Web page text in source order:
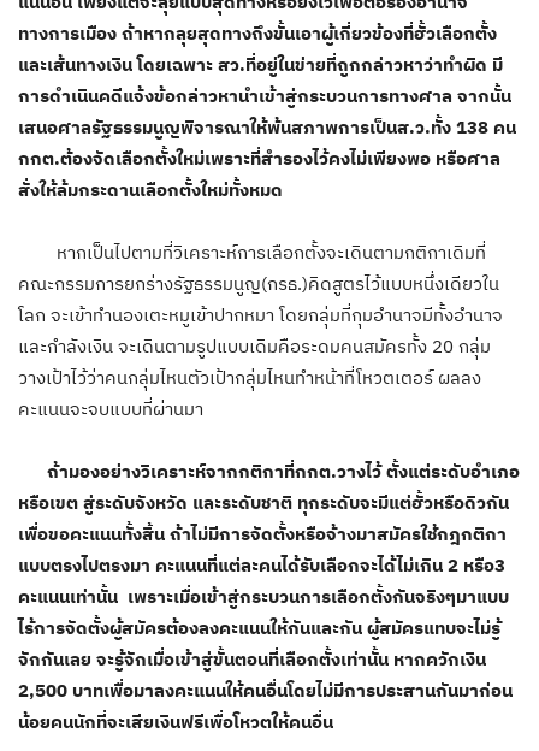
ทางการเมือง ถ้าหากลุยสุดทางถึงขั้นเอาผู้เกี่ยวข้องที่ฮั้วเลือกตั้ง
และเส้นทางเงิน โดยเฉพาะ สว.ที่อยู่ในข่ายที่ถูกกล่าวหาว่าทำผิด มี
การดำเนินคดีแจ้งข้อกล่าวหานำเข้าสู่กระบวนการทางศาล จากนั้น
เสนอศาลรัฐธรรมนูญพิจารณาให้พ้นสภาพการเป็นส.ว.ทั้ง 138 คน
กกต.ต้องจัดเลือกตั้งใหม่เพราะที่สำรองไว้คงไม่เพียงพอ หรือศาล
สั่งให้ล้มกระดานเลือกตั้งใหม่ทั้งหมด
หากเป็นไปตามที่วิเคราะห์การเลือกตั้งจะเดินตามกติกาเดิมที่
คณะกรรมการยกร่างรัฐธรรมนูญ(กรธ.)คิดสูตรไว้แบบหนึ่งเดียวใน
โลก จะเข้าทำนองเตะหมูเข้าปากหมา โดยกลุ่มที่กุมอำนาจมีทั้งอำนาจ
และกำลังเงิน จะเดินตามรูปแบบเดิมคือระดมคนสมัครทั้ง 20 กลุ่ม
วางเป้าไว้ว่าคนกลุ่มไหนตัวเป้ากลุ่มไหนทำหน้าที่โหวตเตอร์ ผลลง
คะแนนจะจบแบบที่ผ่านมา
ถ้ามองอย่างวิเคราะห์จากกติกาที่กกต.วางไว้ ตั้งแต่ระดับอำเภอ
หรือเขต สู่ระดับจังหวัด และระดับชาติ ทุกระดับจะมีแต่ฮั้วหรือดิวกัน
เพื่อขอคะแนนทั้งสิ้น ถ้าไม่มีการจัดตั้งหรือจ้างมาสมัครใช้กฎกติกา
แบบตรงไปตรงมา คะแนนที่แต่ละคนได้รับเลือกจะได้ไม่เกิน 2 หรือ3
คะแนนเท่านั้น เพราะเมื่อเข้าสู่กระบวนการเลือกตั้งกันจริงๆมาแบบ
ไร้การจัดตั้งผู้สมัครต้องลงคะแนนให้กันและกัน ผู้สมัครแทบจะไม่รู้
จักกันเลย จะรู้จักเมื่อเข้าสู่ขั้นตอนที่เลือกตั้งเท่านั้น หากควักเงิน
2,500 บาทเพื่อมาลงคะแนนให้คนอื่นโดยไม่มีการประสานกันมาก่อน
น้อยคนนักที่จะเสียเงินฟรีเพื่อโหวตให้คนอื่น